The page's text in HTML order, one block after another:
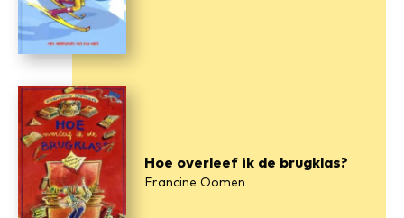
Hoe overleef ik de brugklas?
Francine Oomen